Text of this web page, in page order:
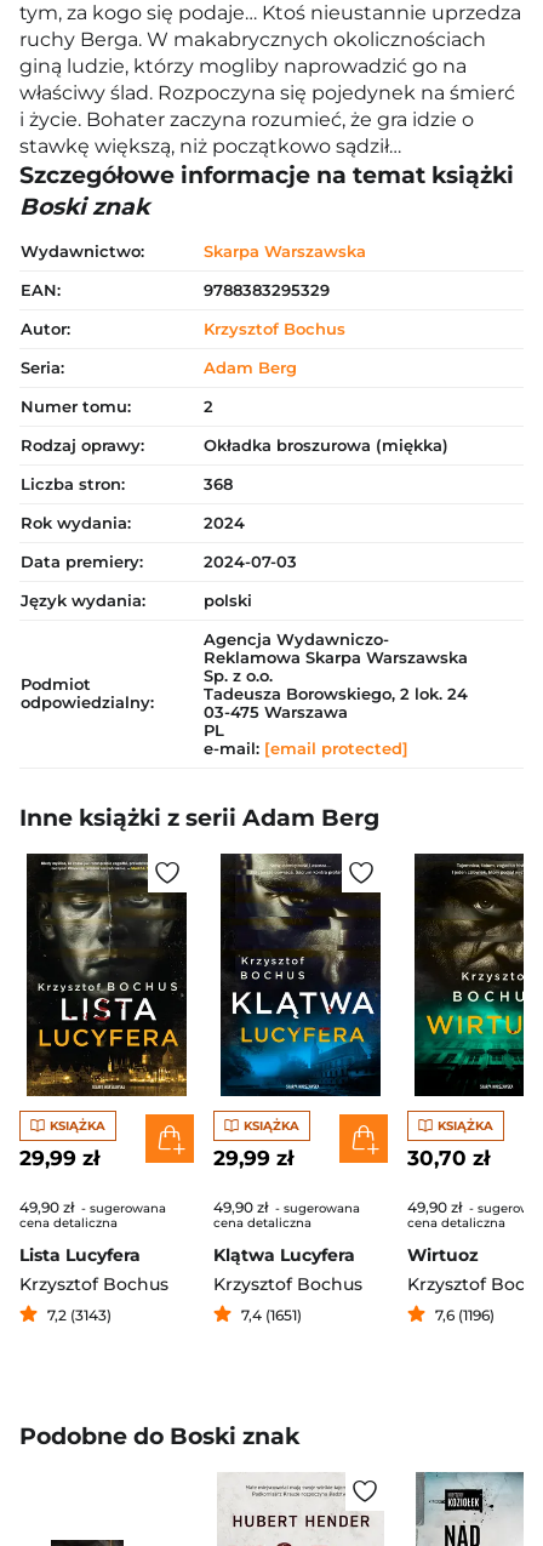
tym, za kogo się podaje… Ktoś nieustannie uprzedza
ruchy Berga. W makabrycznych okolicznościach
giną ludzie, którzy mogliby naprowadzić go na
właściwy ślad. Rozpoczyna się pojedynek na śmierć
i życie. Bohater zaczyna rozumieć, że gra idzie o
stawkę większą, niż początkowo sądził…
Szczegółowe informacje na temat książki
Boski znak
Wydawnictwo:
Skarpa Warszawska
EAN:
9788383295329
Autor:
Krzysztof Bochus
Seria:
Adam Berg
Numer tomu:
2
Rodzaj oprawy:
Okładka broszurowa (miękka)
Liczba stron:
368
Rok wydania:
2024
Data premiery:
2024-07-03
Język wydania:
polski
Podmiot
odpowiedzialny:
Agencja Wydawniczo-
Reklamowa Skarpa Warszawska
Sp. z o.o.
Tadeusza Borowskiego, 2 lok. 24
03-475 Warszawa
PL
e-mail: [email protected]
Inne książki z serii Adam Berg
KSIĄŻKA
29,99 zł
49,90 zł - sugerowana
cena detaliczna
Lista Lucyfera
Krzysztof Bochus
7,2 (3143)
KSIĄŻKA
29,99 zł
49,90 zł - sugerowana
cena detaliczna
Klątwa Lucyfera
Krzysztof Bochus
7,4 (1651)
KSIĄŻKA
30,70 zł
49,90 zł -
cena detaliczna
Wirtuoz
Krzysztof
7,6 (1196)
Podobne do Boski znak